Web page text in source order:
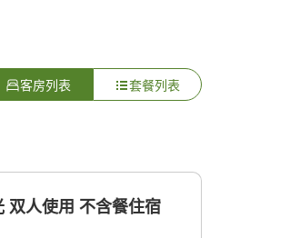
客房列表 套餐列表
双人使用 不含餐住宿